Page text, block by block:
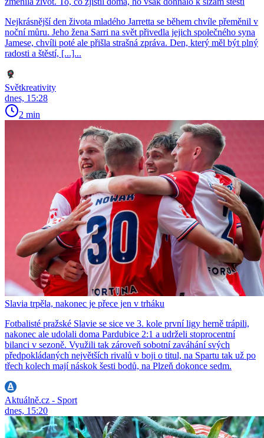
Nejkrásnější den života mladého Jarretta se během chvíle přeměnil v
noční můru. Jeho žena Sarri na svět přivedla jejich společného syna
Jamese, chvíli poté ale přišla strašná zpráva. Den, který měl být plný
radosti a štěstí, [...]...
Světkreativity
dnes, 15:28
2 min
Slavia trpěla, nakonec je přece jen v trháku
Fotbalisté pražské Slavie se sice ve 3. kole první ligy herně trápili,
nakonec ale udolali doma Pardubice 2:1 a udrželi stoprocentní
bilanci v sezoně. Využili tak zároveň sobotní zaváhání svých
předpokládaných největších rivalů v boji o titul, na Spartu tak už po
třech kolech mají náskok šesti bodů, na Plzeň dokonce sedm.
Aktuálně.cz - Sport
dnes, 15:20